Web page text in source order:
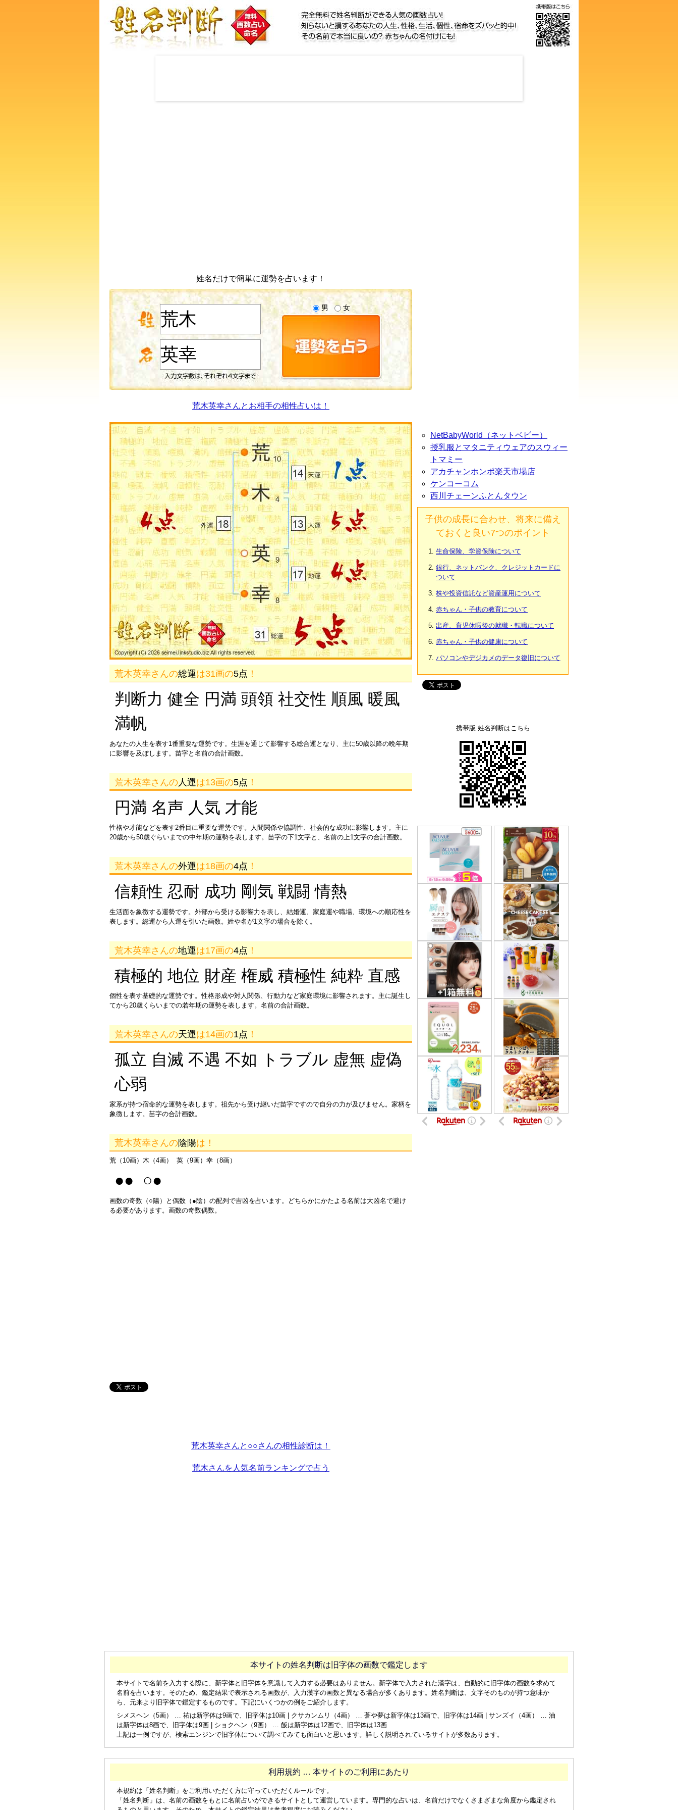
姓名だけで簡単に運勢を占います！
男 女
荒木英幸さんとお相手の相性占いは！
荒木英幸さんの総運は31画の5点 ！
判断力 健全 円満 頭領 社交性 順風 暖風
満帆
あなたの人生を表す1番重要な運勢です。生涯を通じて影響する総合運となり、主に50歳以降の晩年期
に影響を及ぼします。苗字と名前の合計画数。
荒木英幸さんの 人運は13画の5点 ！
円満 名声 人気 才能
性格や才能などを表す2番目に重要な運勢です。人間関係や協調性、社会的な成功に影響します。主に
20歳から50歳ぐらいまでの中年期の運勢を表します。苗字の下1文字と、名前の上1文字の合計画数。
荒木英幸さんの外運は18画の4点 ！
信頼性 忍耐 成功 剛気 戦闘 情熱
生活面を象徴する運勢です。外部から受ける影響力を表し、結婚運、家庭運や職場、環境への順応性を
表します。総運から人運を引いた画数。姓や名が1文字の場合を除く。
荒木英幸さんの地運は17画の4点 ！
積極的 地位 財産 権威 積極性 純粋 直感
個性を表す基礎的な運勢です。性格形成や対人関係、行動力など家庭環境に影響されます。主に誕生し
てから20歳くらいまでの若年期の運勢を表します。名前の合計画数。
荒木英幸さんの天運は14画の1点 ！
孤立 自滅 不遇 不如 トラブル 虚無 虚偽
心弱
家系が持つ宿命的な運勢を表します。祖先から受け継いだ苗字ですので自分の力が及びません。家柄を
象徴します。苗字の合計画数。
荒木英幸さんの陰陽は！
荒（10画）木（4画） 英（9画）幸（8画）
●● ○●
画数の奇数（○陽）と偶数（●陰）の配列で吉凶を占います。どちらかにかたよる名前は大凶名で避け
る必要があります。画数の奇数偶数。
荒木英幸さんと○○さんの相性診断は！
荒木さんを人気名前ランキングで占う
NetBabyWorld（ネットベビー）
授乳服とマタニティウェアのスウィー
トマミー
アカチャンホンポ楽天市場店
ケンコーコム
西川チェーンふとんタウン
子供の成長に合わせ、将来に備え
ておくと良い7つのポイント
生命保険、学資保険について
銀行、ネットバンク、クレジットカードに
ついて
株や投資信託など資産運用について
赤ちゃん・子供の教育について
出産、育児休暇後の就職・転職について
赤ちゃん・子供の健康について
パソコンやデジカメのデータ復旧について
携帯版 姓名判断はこちら
本サイトの姓名判断は旧字体の画数で鑑定します
本サイトで名前を入力する際に、新字体と旧字体を意識して入力する必要はありません。新字体で入力された漢字は、自動的に旧字体の画数を求めて
名前を占います。そのため、鑑定結果で表示される画数が、入力漢字の画数と異なる場合が多くあります。姓名判断は、文字そのものが持つ意味か
ら、元来より旧字体で鑑定するものです。下記にいくつかの例をご紹介します。
シメスヘン（5画） … 祐は新字体は9画で、旧字体は10画 | クサカンムリ（4画） … 蒼や夢は新字体は13画で、旧字体は14画 | サンズイ（4画） … 油
は新字体は8画で、旧字体は9画 | ショクヘン（9画） … 飯は新字体は12画で、旧字体は13画
上記は一例ですが、検索エンジンで旧字体について調べてみても面白いと思います。詳しく説明されているサイトが多数あります。
利用規約 … 本サイトのご利用にあたり
本規約は「姓名判断」をご利用いただく方に守っていただくルールです。
「姓名判断」は、名前の画数をもとに名前占いができるサイトとして運営しています。専門的な占いは、名前だけでなくさまざまな角度から鑑定され